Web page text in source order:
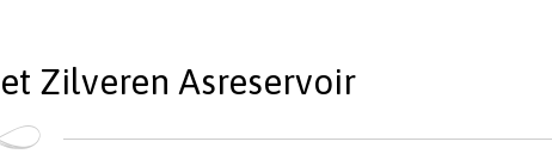
Zilveren Asreservoir